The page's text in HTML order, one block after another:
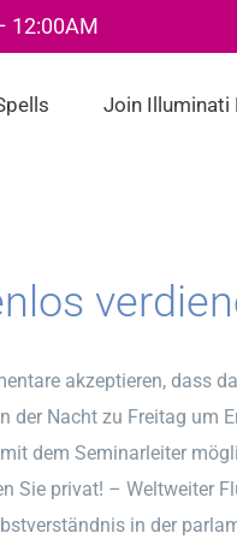
12:00AM
Join Illuminati
akzeptieren, dass
der Nacht zu Freitag um
dem Seminarleiter
Sie privat! – Weltweiter
in der